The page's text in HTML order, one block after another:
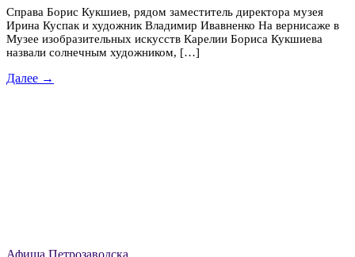
Справа Борис Кукшиев, рядом заместитель директора музея
Ирина Куспак и художник Владимир Ивавненко На вернисаже в
Музее изобразительных искусств Карелии Бориса Кукшиева
назвали солнечным художником, […]
Далее →
Афиша Петрозаводска